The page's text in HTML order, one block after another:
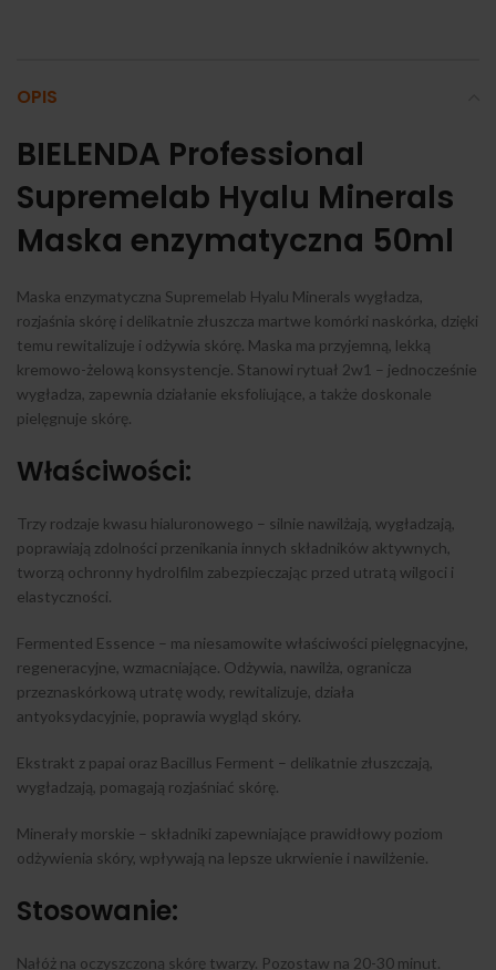
OPIS
BIELENDA Professional
Supremelab Hyalu Minerals
Maska enzymatyczna 50ml
Maska enzymatyczna Supremelab Hyalu Minerals wygładza,
rozjaśnia skórę i delikatnie złuszcza martwe komórki naskórka, dzięki
temu rewitalizuje i odżywia skórę. Maska ma przyjemną, lekką
kremowo-żelową konsystencje. Stanowi rytuał 2w1 – jednocześnie
wygładza, zapewnia działanie eksfoliujące, a także doskonale
pielęgnuje skórę.
Właściwości:
Trzy rodzaje kwasu hialuronowego – silnie nawilżają, wygładzają,
poprawiają zdolności przenikania innych składników aktywnych,
tworzą ochronny hydrolfilm zabezpieczając przed utratą wilgoci i
elastyczności.
Fermented Essence – ma niesamowite właściwości pielęgnacyjne,
regeneracyjne, wzmacniające. Odżywia, nawilża, ogranicza
przeznaskórkową utratę wody, rewitalizuje, działa
antyoksydacyjnie, poprawia wygląd skóry.
Ekstrakt z papai oraz Bacillus Ferment – delikatnie złuszczają,
wygładzają, pomagają rozjaśniać skórę.
Minerały morskie – składniki zapewniające prawidłowy poziom
odżywienia skóry, wpływają na lepsze ukrwienie i nawilżenie.
Stosowanie:
Nałóż na oczyszczoną skórę twarzy. Pozostaw na 20-30 minut.